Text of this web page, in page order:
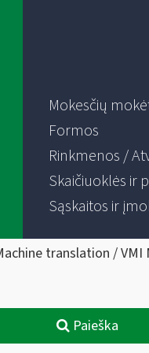
Mokesčių
Formos
Rinkmenos /
Skaičiuoklės ir
Sąskaitos ir
translation /
Paieška